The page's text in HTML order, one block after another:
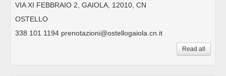
VIA XI FEBBRAIO 2, GAIOLA, 12010, CN
OSTELLO
338 101 1194 prenotazioni@ostellogaiola.cn.it
Read all